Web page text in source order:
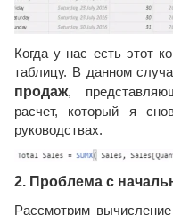
Когда у нас есть этот
таблицу. В данном
продаж,
расчет, который я
руководствах.
2. Проблема с
Рассмотрим